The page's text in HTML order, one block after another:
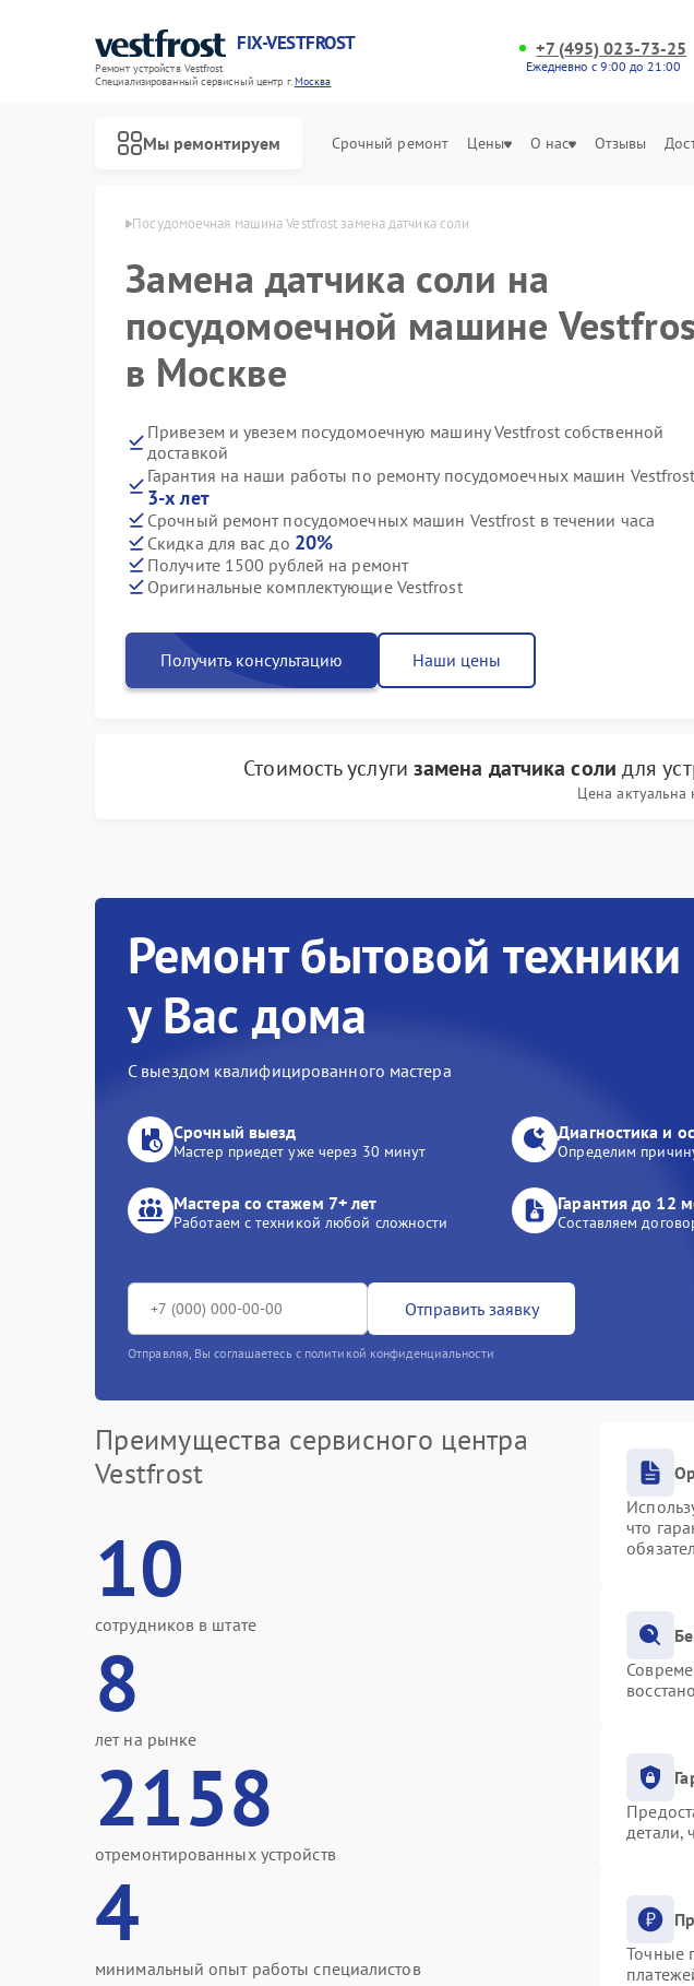
FIX-VESTFROST
Ремонт устройств Vestfrost
Специализированный cервисный центр г.Москва
+7 (495) 023-73-25
Ежедневно с 9:00 до 21:00
Мы ремонтируем Срочный ремонт Цены О нас Отзывы
Vestfrost в Москве Посудомоечная машина Vestfrost замена датчика соли
Замена датчика соли на
посудомоечной машине
в Москве
Привезем и увезем посудомоечную машину Vestfrost собственной
доставкой
Гарантия на наши работы по ремонту посудомоечных машин Vestfrost
3-х лет
Срочный ремонт посудомоечных машин Vestfrost в течении часа
Скидка для вас до 20%
Получите 1500 рублей на ремонт
Оригинальные комплектующие Vestfrost
Получить консультацию Наши цены
Стоимость услуги замена датчика соли для
Цена
Ремонт бытовой техники
у Вас дома
С выездом квалифицированного мастера
Срочный выезд
Мастер приедет уже через 30 минут
Диагностика и
Определим
Мастера со стажем 7+ лет
Работаем с техникой любой сложности
Гарантия до 12
Составляем
Отправить заявку
Отправляя, Вы соглашаетесь с политикой конфиденциальности
Преимущества сервисного центра
Vestfrost
10
сотрудников в штате
8
лет на рынке
2158
отремонтированных устройств
4
минимальный опыт работы специалистов
что
детали,
Точные